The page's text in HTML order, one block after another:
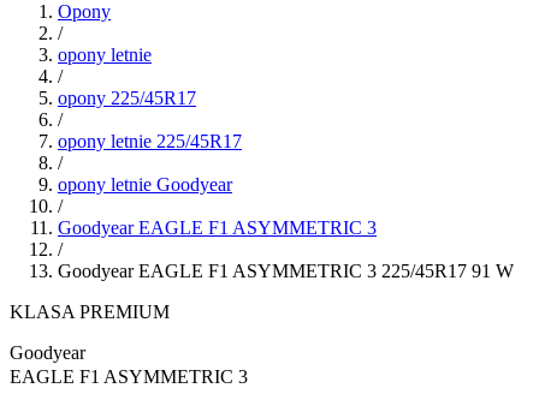
Opony
/
opony letnie
/
opony 225/45R17
/
opony letnie 225/45R17
/
opony letnie Goodyear
/
Goodyear EAGLE F1 ASYMMETRIC 3
/
Goodyear EAGLE F1 ASYMMETRIC 3 225/45R17 91 W
KLASA PREMIUM
Goodyear
EAGLE F1 ASYMMETRIC 3